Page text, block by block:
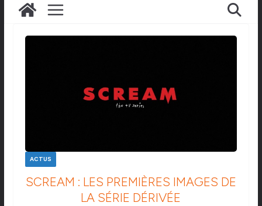
ACTUS
SCREAM : LES PREMIÈRES IMAGES DE
LA SÉRIE DÉRIVÉE